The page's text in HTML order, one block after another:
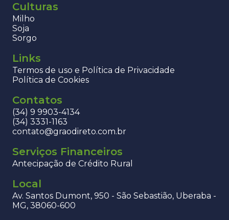
Culturas
Milho
Soja
Sorgo
Links
Termos de uso e Política de Privacidade
Política de Cookies
Contatos
(34) 9 9903-4134
(34) 3331-1163
contato@graodireto.com.br
Serviços Financeiros
Antecipação de Crédito Rural
Local
Av. Santos Dumont, 950 - São Sebastião, Uberaba -
MG, 38060-600